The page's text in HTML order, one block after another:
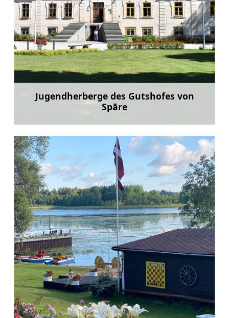
Jugendherberge des Gutshofes von
Spāre